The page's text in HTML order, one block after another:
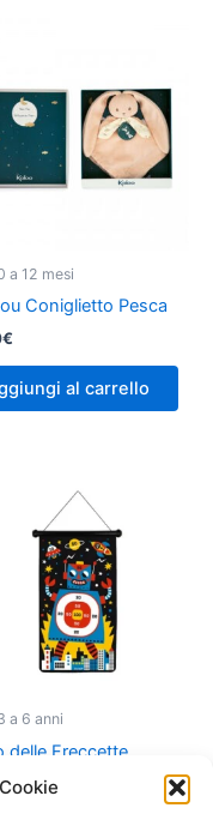
a 12 mesi
Coniglietto Pesca
€
al carrello
a 6 anni
delle Freccette
Robot